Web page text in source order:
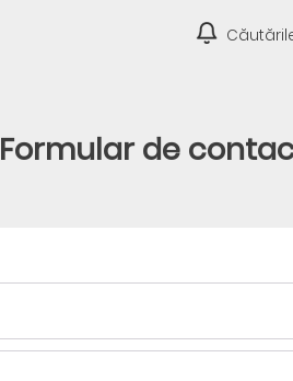
Formular de